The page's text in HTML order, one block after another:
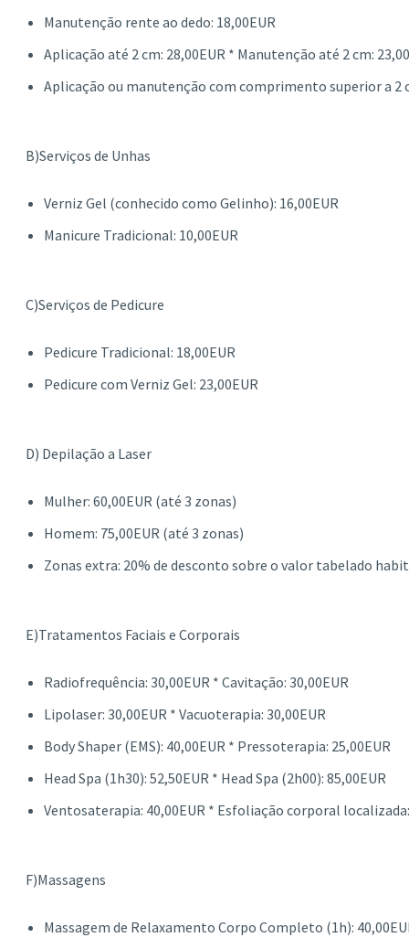
Manutenção rente ao dedo: 18,00EUR
Aplicação até 2 cm: 28,00EUR * Manutenção até 2 cm:
Aplicação ou manutenção com comprimento superior a 2
B)Serviços de Unhas
Verniz Gel (conhecido como Gelinho): 16,00EUR
Manicure Tradicional: 10,00EUR
C)Serviços de Pedicure
Pedicure Tradicional: 18,00EUR
Pedicure com Verniz Gel: 23,00EUR
D) Depilação a Laser
Mulher: 60,00EUR (até 3 zonas)
Homem: 75,00EUR (até 3 zonas)
Zonas extra: 20% de desconto sobre o valor tabelado
E)Tratamentos Faciais e Corporais
Radiofrequência: 30,00EUR * Cavitação: 30,00EUR
Lipolaser: 30,00EUR * Vacuoterapia: 30,00EUR
Body Shaper (EMS): 40,00EUR * Pressoterapia: 25,00EUR
Head Spa (1h30): 52,50EUR * Head Spa (2h00): 85,00EUR
Ventosaterapia: 40,00EUR * Esfoliação corporal localizada:
F)Massagens
Massagem de Relaxamento Corpo Completo (1h):